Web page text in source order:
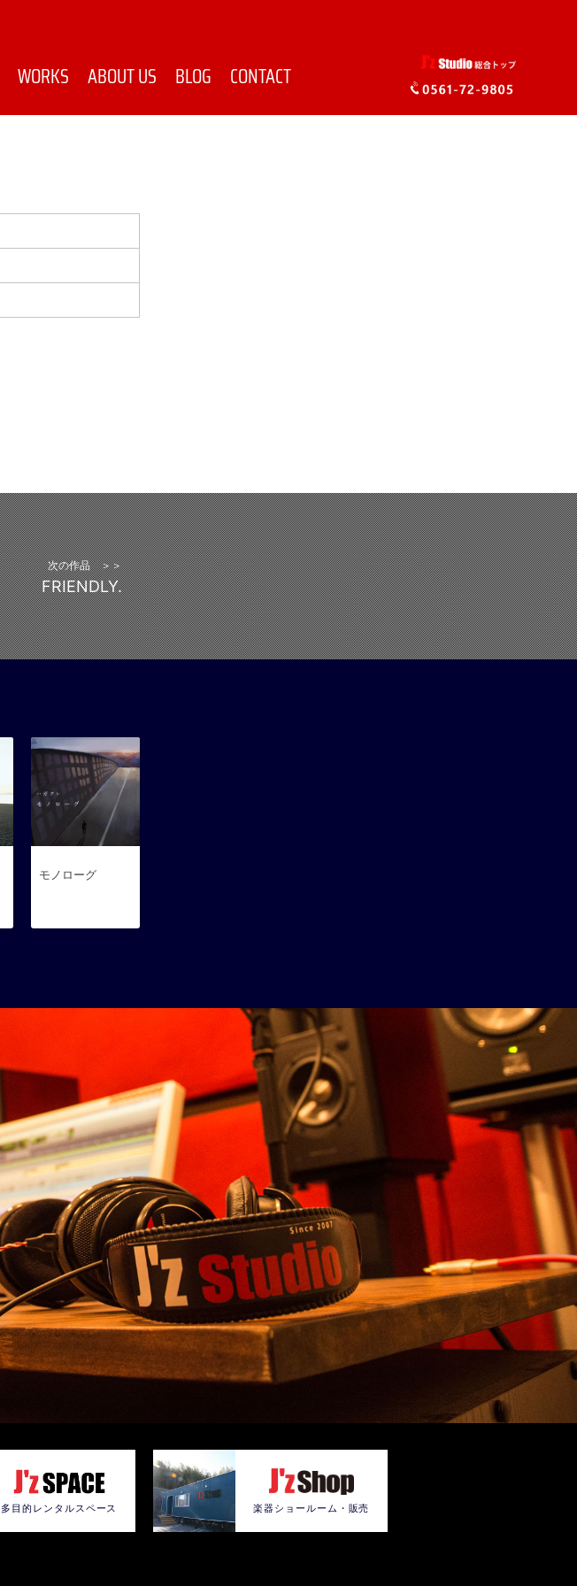
WORKS ABOUT US BLOG CONTACT
次の作品 ＞＞
FRIENDLY.
モノローグ
多目的レンタルスペース 楽器ショールーム・販売